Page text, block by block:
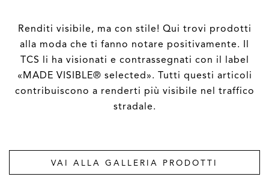
Renditi visibile, ma con stile! Qui trovi prodotti
alla moda che ti fanno notare positivamente. Il
TCS li ha visionati e contrassegnati con il label
«MADE VISIBLE® selected». Tutti questi articoli
contribuiscono a renderti più visibile nel traffico
stradale.
VAI ALLA GALLERIA PRODOTTI